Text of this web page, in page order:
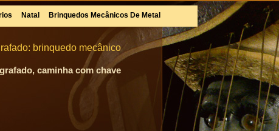
Natal Brinquedos Mecânicos De Metal
brinquedo mecânico
caminha com chave